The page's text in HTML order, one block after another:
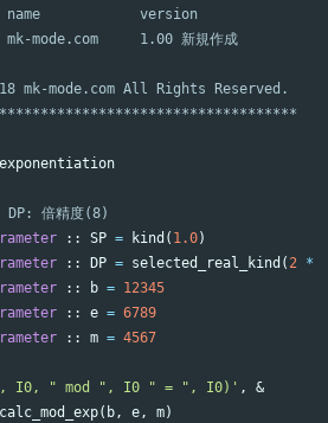
version
mode.com     1.00 新規作成
mk-mode.com All Rights Reserved.
倍精度(8)
:: SP = kind ( 1.0)
:: DP = selected_real_kind ( 2 *
:: b = 12345
:: e = 6789
:: m = 4567
I0, " mod ", I0 " = ", I0)' ,
&
calc_mod_exp( b, e, m)